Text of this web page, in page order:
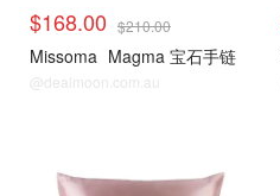
$168.00 $210.00
Missoma Magma 宝石手链
@dealmoon.com.au